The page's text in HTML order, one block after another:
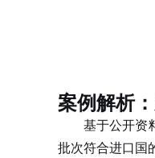
案例解析
基于公开资料
批次符合进口国